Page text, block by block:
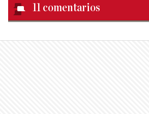
11 comentarios